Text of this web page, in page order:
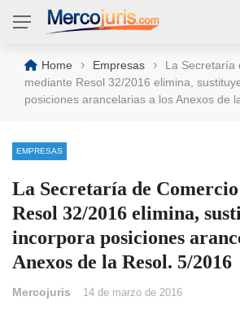
Home › Empresas ›
La Secretaría
mediante Resol 32/2016 elimina,
posiciones arancelarias a los Anexos de
EMPRESAS
La Secretaría de
Resol 32/2016 elimina,
incorpora posiciones
Anexos de la Resol. 5/2016
Mercojuris 14 de marzo de 2016